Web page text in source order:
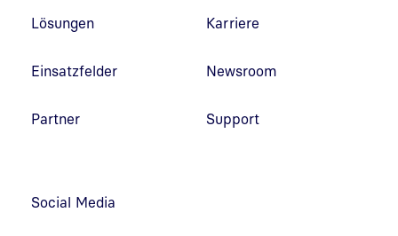
Lösungen
Einsatzfelder
Partner
Karriere
Newsroom
Support
Social Media